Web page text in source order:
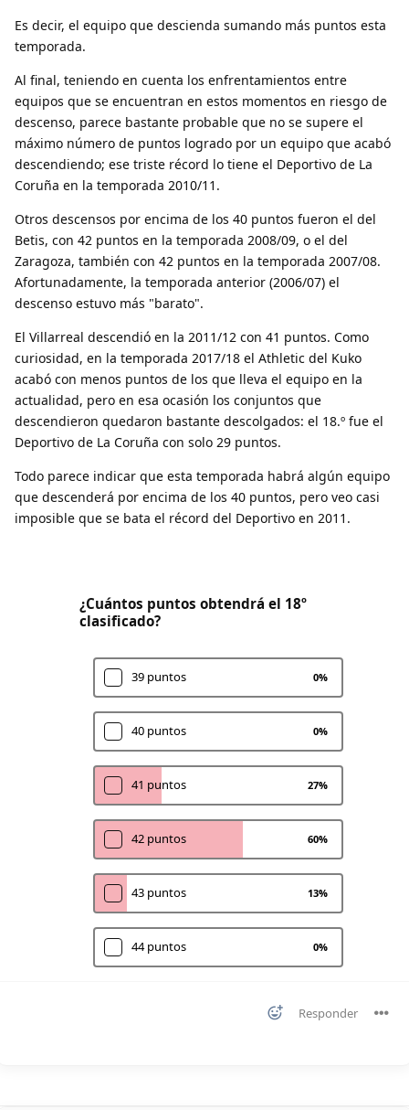
Es decir, el equipo que descienda sumando más puntos esta
temporada.
Al final, teniendo en cuenta los enfrentamientos entre
equipos que se encuentran en estos momentos en riesgo de
descenso, parece bastante probable que no se supere el
máximo número de puntos logrado por un equipo que acabó
descendiendo; ese triste récord lo tiene el Deportivo de La
Coruña en la temporada 2010/11.
Otros descensos por encima de los 40 puntos fueron el del
Betis, con 42 puntos en la temporada 2008/09, o el del
Zaragoza, también con 42 puntos en la temporada 2007/08.
Afortunadamente, la temporada anterior (2006/07) el
descenso estuvo más "barato".
El Villarreal descendió en la 2011/12 con 41 puntos. Como
curiosidad, en la temporada 2017/18 el Athletic del Kuko
acabó con menos puntos de los que lleva el equipo en la
actualidad, pero en esa ocasión los conjuntos que
descendieron quedaron bastante descolgados: el 18.º fue el
Deportivo de La Coruña con solo 29 puntos.
Todo parece indicar que esta temporada habrá algún equipo
que descenderá por encima de los 40 puntos, pero veo casi
imposible que se bata el récord del Deportivo en 2011.
¿Cuántos puntos obtendrá el 18º
clasificado?
39 puntos 0%
40 puntos 0%
41 puntos 27%
42 puntos 60%
43 puntos 13%
44 puntos 0%
Responder